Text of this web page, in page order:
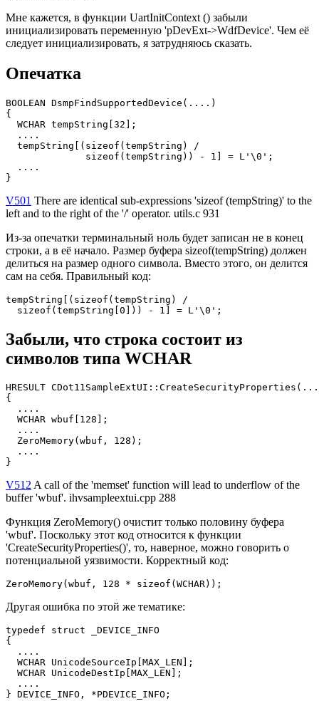
Мне кажется, в функции UartInitContext () забыли
инициализировать переменную 'pDevExt->WdfDevice'. Чем её
следует инициализировать, я затрудняюсь сказать.
Опечатка
BOOLEAN DsmpFindSupportedDevice(....)
{
  WCHAR tempString[32];
  ....
  tempString[(sizeof(tempString) /
              sizeof(tempString)) - 1] = L'\0';
  ....
}
V501 There are identical sub-expressions 'sizeof (tempString)' to the
left and to the right of the '/' operator. utils.c 931
Из-за опечатки терминальный ноль будет записан не в конец
строки, а в её начало. Размер буфера sizeof(tempString) должен
делиться на размер одного символа. Вместо этого, он делится
сам на себя. Правильный код:
tempString[(sizeof(tempString) /
  sizeof(tempString[0])) - 1] = L'\0';
Забыли, что строка состоит из
символов типа WCHAR
HRESULT
{
  ....
  WCHAR wbuf[128];
  ....
  ZeroMemory(wbuf, 128);
  ....
}
V512A call of the 'memset' function will lead to underflow of the
buffer 'wbuf'. ihvsampleextui.cpp 288
Функция ZeroMemory() очистит только половину буфера
'wbuf'. Поскольку этот код относится к функции
'CreateSecurityProperties()', то, наверное, можно говорить о
потенциальной уязвимости. Корректный код:
ZeroMemory(wbuf, 128 * sizeof(WCHAR));
Другая ошибка по этой же тематике:
typedef struct _DEVICE_INFO
{
  ....
  WCHAR UnicodeSourceIp[MAX_LEN];
  WCHAR UnicodeDestIp[MAX_LEN];
  ....
} DEVICE_INFO, *PDEVICE_INFO;